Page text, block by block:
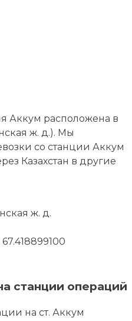
Аккум расположена в
ж. д.). Мы
со станции Аккум
Казахстан в другие
ж. д.
станции операций
на ст. Аккум